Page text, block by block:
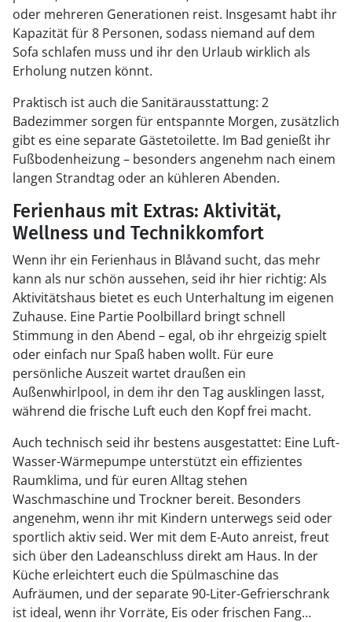
oder mehreren Generationen reist. Insgesamt habt ihr
Kapazität für 8 Personen, sodass niemand auf dem
Sofa schlafen muss und ihr den Urlaub wirklich als
Erholung nutzen könnt.
Praktisch ist auch die Sanitärausstattung: 2
Badezimmer sorgen für entspannte Morgen, zusätzlich
gibt es eine separate Gästetoilette. Im Bad genießt ihr
Fußbodenheizung – besonders angenehm nach einem
langen Strandtag oder an kühleren Abenden.
Ferienhaus mit Extras: Aktivität,
Wellness und Technikkomfort
Wenn ihr ein Ferienhaus in Blåvand sucht, das mehr
kann als nur schön aussehen, seid ihr hier richtig: Als
Aktivitätshaus bietet es euch Unterhaltung im eigenen
Zuhause. Eine Partie Poolbillard bringt schnell
Stimmung in den Abend – egal, ob ihr ehrgeizig spielt
oder einfach nur Spaß haben wollt. Für eure
persönliche Auszeit wartet draußen ein
Außenwhirlpool, in dem ihr den Tag ausklingen lasst,
während die frische Luft euch den Kopf frei macht.
Auch technisch seid ihr bestens ausgestattet: Eine Luft-
Wasser-Wärmepumpe unterstützt ein effizientes
Raumklima, und für euren Alltag stehen
Waschmaschine und Trockner bereit. Besonders
angenehm, wenn ihr mit Kindern unterwegs seid oder
sportlich aktiv seid. Wer mit dem E-Auto anreist, freut
sich über den Ladeanschluss direkt am Haus. In der
Küche erleichtert euch die Spülmaschine das
Aufräumen, und der separate 90-Liter-Gefrierschrank
ist ideal, wenn ihr Vorräte, Eis oder frischen Fang